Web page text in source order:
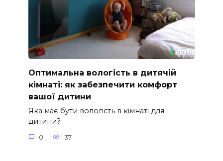
Оптимальна вологість в дитячій
кімнаті: як забезпечити комфорт
вашої дитини
Яка має бути вологість в кімнаті для
дитини?
0 37